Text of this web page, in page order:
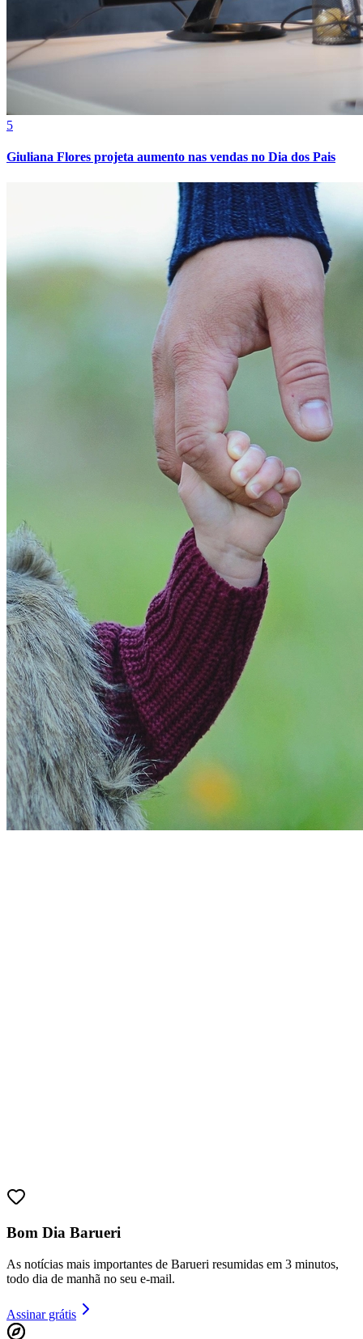
Cruzeiro
Bahia
5
Giuliana Flores projeta aumento nas vendas no Dia dos Pais
Bom Dia Barueri
As notícias mais importantes de Barueri resumidas em 3 minutos,
todo dia de manhã no seu e-mail.
Assinar grátis